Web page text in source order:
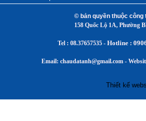
© bản quyền thuộc công
158 Quốc Lộ 1A, Phường
Tel : 08.37657535 - Hotline :
Email: chaudatanh@gmail.com -
Thiết kế